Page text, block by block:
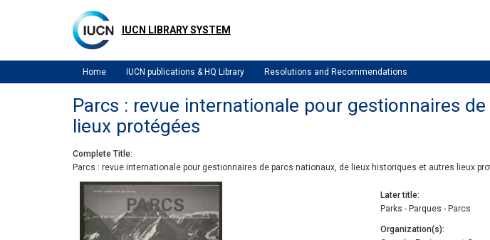
IUCN LIBRARY SYSTEM
Home IUCN publications & HQ Library Resolutions and Recommendations
Parcs : revue internationale pour gestionnaires
lieux protégées
Complete Title
Parcs : revue internationale pour gestionnaires de parcs nationaux, de lieux historiques et autres lieux
Later title
Parks - Parques - Parcs
Organization(s)